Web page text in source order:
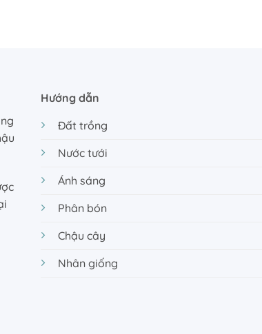
Hướng dẫn
Đất trồng
Nước tưới
Ánh sáng
Phân bón
Chậu cây
Nhân giống